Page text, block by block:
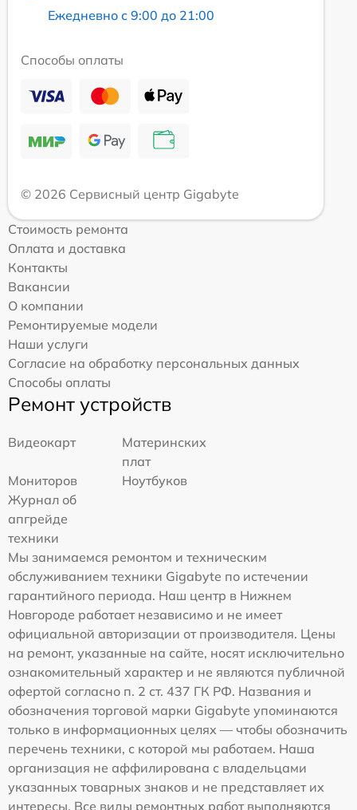
Ежедневно с 9:00 до 21:00
Способы оплаты
© 2026 Сервисный центр Gigabyte
Стоимость ремонта
Оплата и доставка
Контакты
Вакансии
О компании
Ремонтируемые модели
Наши услуги
Согласие на обработку персональных данных
Способы оплаты
Ремонт устройств
Видеокарт
Материнских
плат
Мониторов
Ноутбуков
Журнал об
апгрейде
техники
Мы занимаемся ремонтом и техническим
обслуживанием техники Gigabyte по истечении
гарантийного периода. Наш центр в Нижнем
Новгороде работает независимо и не имеет
официальной авторизации от производителя. Цены
на ремонт, указанные на сайте, носят исключительно
ознакомительный характер и не являются публичной
офертой согласно п. 2 ст. 437 ГК РФ. Названия и
обозначения торговой марки Gigabyte упоминаются
только в информационных целях — чтобы обозначить
перечень техники, с которой мы работаем. Наша
организация не аффилирована с владельцами
указанных товарных знаков и не представляет их
интересы. Все виды ремонтных работ выполняются